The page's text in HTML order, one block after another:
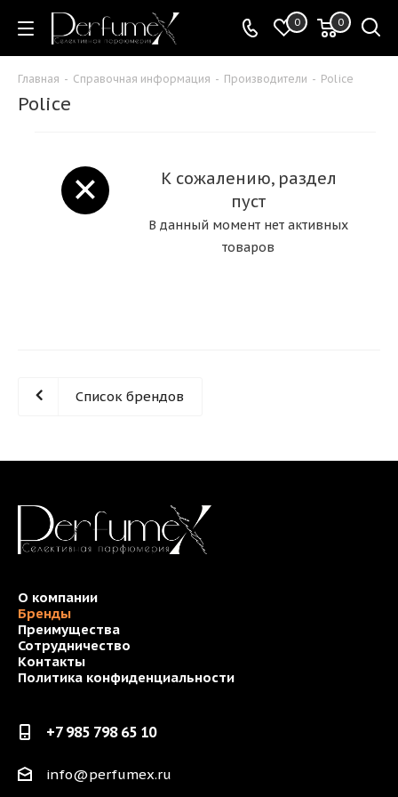
0 0
Главная - Справочная информация - Производители - Police
Police
К сожалению, раздел
пуст
В данный момент нет активных
товаров
Список брендов
О компании
Бренды
Преимущества
Сотрудничество
Контакты
Политика конфиденциальности
+7 985 798 65 10
info@perfumex.ru